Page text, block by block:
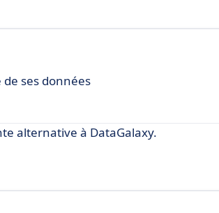
ses données
alternative à DataGalaxy.